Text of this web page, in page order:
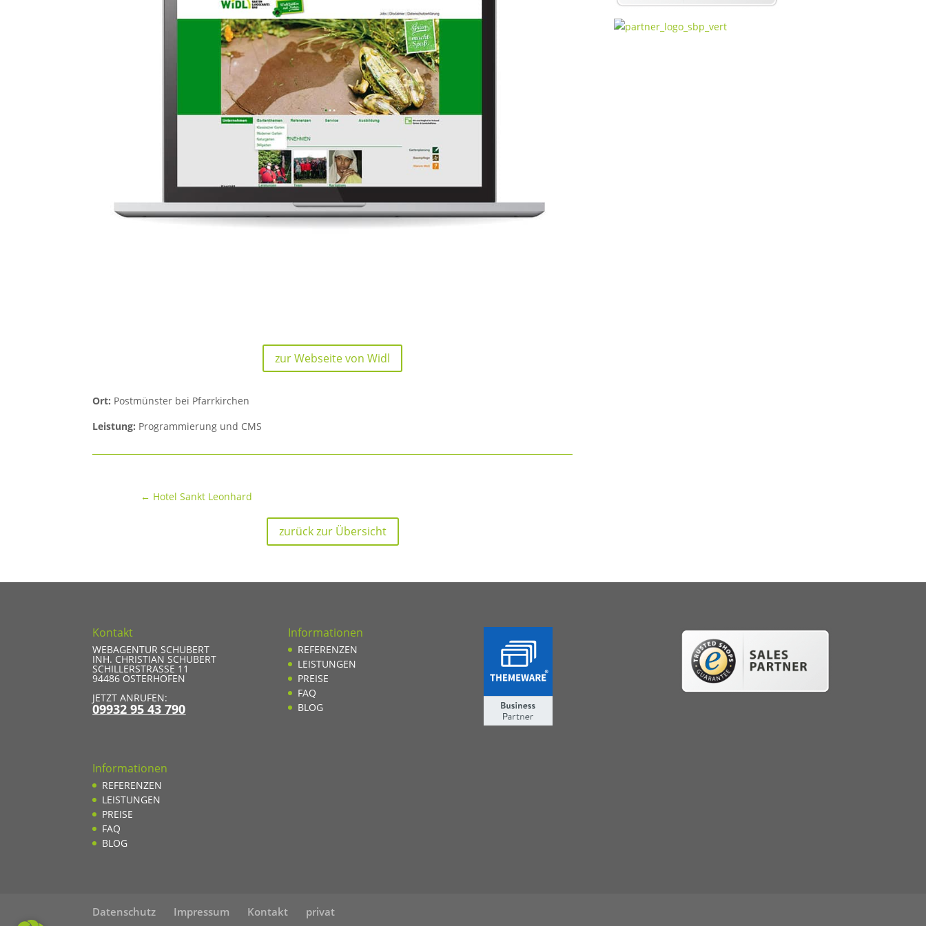
zur Webseite von Widl
Ort: Postmünster bei Pfarrkirchen
Leistung: Programmierung und CMS
← Hotel Sankt Leonhard
zurück zur Übersicht
Kontakt
WEBAGENTUR SCHUBERT
INH. CHRISTIAN SCHUBERT
SCHILLERSTRASSE 11
94486 OSTERHOFEN
JETZT ANRUFEN:
09932 95 43 790
Informationen
REFERENZEN
LEISTUNGEN
PREISE
FAQ
BLOG
Informationen
REFERENZEN
LEISTUNGEN
PREISE
FAQ
BLOG
Datenschutz Impressum Kontakt privat